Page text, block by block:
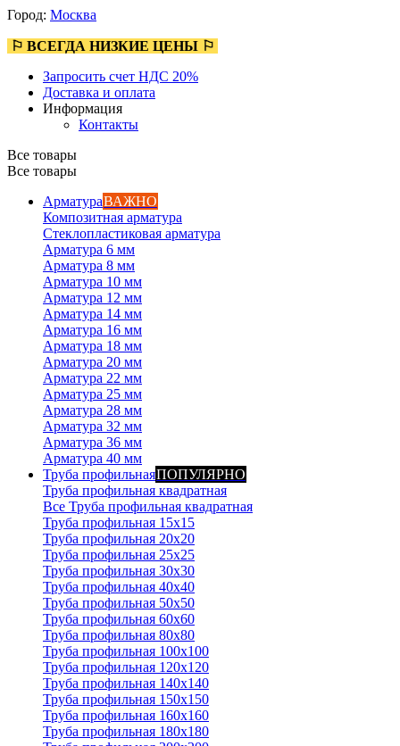
Город: Москва
⚐ ВСЕГДА НИЗКИЕ ЦЕНЫ ⚐
Запросить счет НДС 20%
Доставка и оплата
Информация
Контакты
Все товары
Все товары
АрматураВАЖНО
Композитная арматура
Стеклопластиковая арматура
Арматура 6 мм
Арматура 8 мм
Арматура 10 мм
Арматура 12 мм
Арматура 14 мм
Арматура 16 мм
Арматура 18 мм
Арматура 20 мм
Арматура 22 мм
Арматура 25 мм
Арматура 28 мм
Арматура 32 мм
Арматура 36 мм
Арматура 40 мм
Труба профильнаяПОПУЛЯРНО
Труба профильная квадратная
Все Труба профильная квадратная
Труба профильная 15х15
Труба профильная 20x20
Труба профильная 25x25
Труба профильная 30x30
Труба профильная 40x40
Труба профильная 50x50
Труба профильная 60x60
Труба профильная 80x80
Труба профильная 100x100
Труба профильная 120x120
Труба профильная 140х140
Труба профильная 150х150
Труба профильная 160х160
Труба профильная 180х180